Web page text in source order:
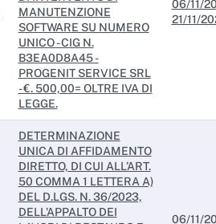
MANUTENZIONE
SOFTWARE SU NUMERO
UNICO - CIG N.
B3EA0D8A45 -
PROGENIT SERVICE SRL
- €. 500,00= OLTRE IVA DI
LEGGE.
06/11/
21/11/
DETERMINAZIONE
UNICA DI AFFIDAMENTO
DIRETTO, DI CUI ALL’ART.
50 COMMA 1 LETTERA A)
DEL D.LGS. N. 36/2023,
DELL’APPALTO DEI
06/11/